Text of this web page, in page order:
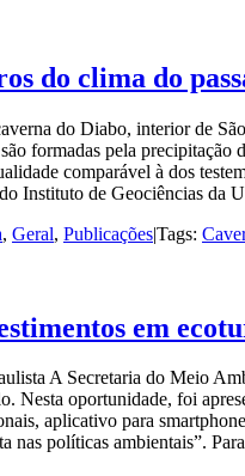
do clima do
do Diabo, interior de
formadas pela
comparável à dos
Instituto de Geociências da
, Geral, Publicações|Tags:
em
A Secretaria do Meio
Nesta oportunidade, foi
aplicativo para
políticas ambientais”.